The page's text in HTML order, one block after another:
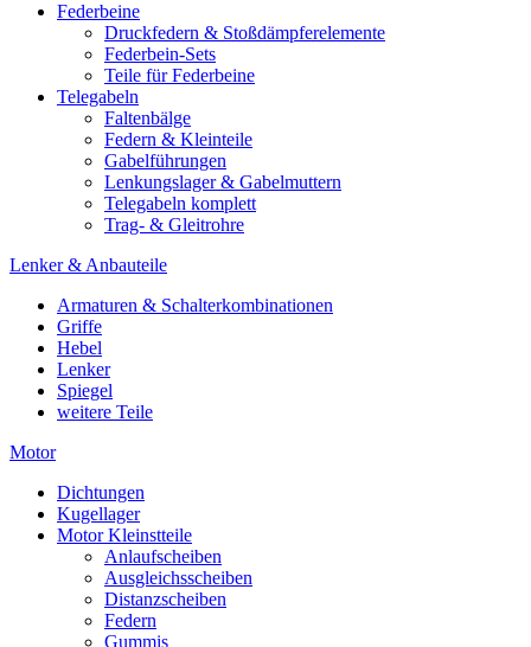
Federbeine
Druckfedern & Stoßdämpferelemente
Federbein-Sets
Teile für Federbeine
Telegabeln
Faltenbälge
Federn & Kleinteile
Gabelführungen
Lenkungslager & Gabelmuttern
Telegabeln komplett
Trag- & Gleitrohre
Lenker & Anbauteile
Armaturen & Schalterkombinationen
Griffe
Hebel
Lenker
Spiegel
weitere Teile
Motor
Dichtungen
Kugellager
Motor Kleinstteile
Anlaufscheiben
Ausgleichsscheiben
Distanzscheiben
Federn
Gummis